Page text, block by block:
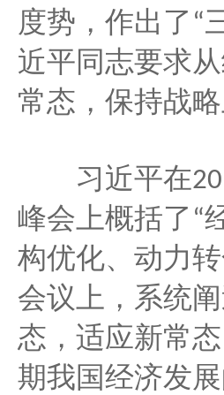
度势，作出了 “
近平同志要求
常态，保持战
习近平在
峰会上概括了 “
构优化、动力
会议上，系统
态，适应新常
期我国经济发展